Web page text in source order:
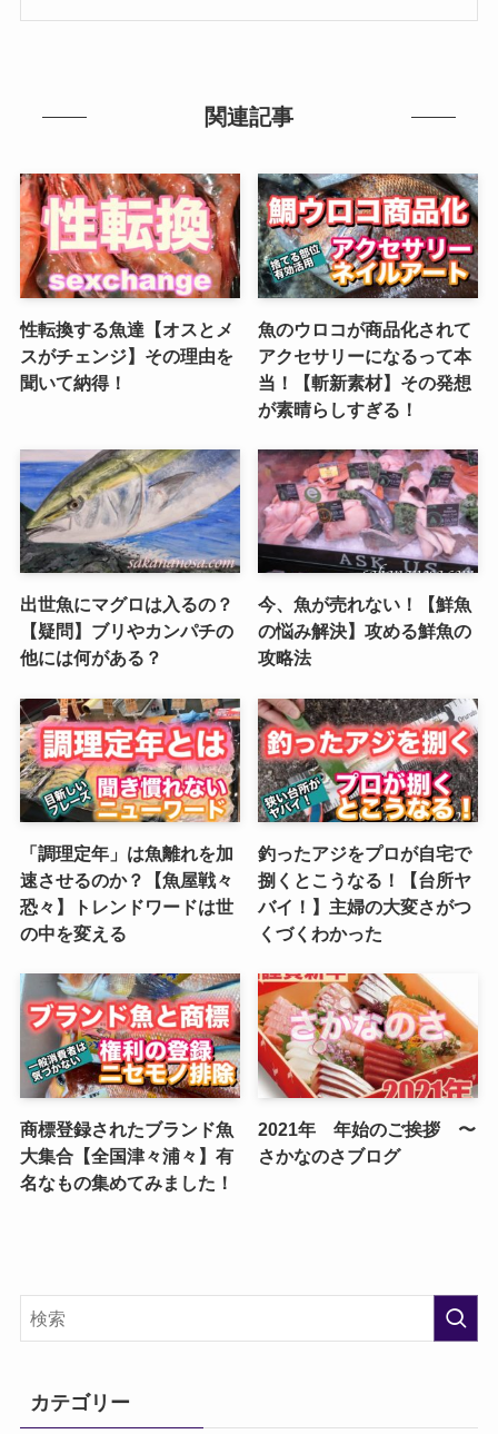
関連記事
性転換する魚達【オスとメ
スがチェンジ】その理由を
聞いて納得！
魚のウロコが商品化されて
アクセサリーになるって本
当！【斬新素材】その発想
が素晴らしすぎる！
出世魚にマグロは入るの？
【疑問】ブリやカンパチの
他には何がある？
今、魚が売れない！【鮮魚
の悩み解決】攻める鮮魚の
攻略法
「調理定年」は魚離れを加
速させるのか？【魚屋戦々
恐々】トレンドワードは世
の中を変える
釣ったアジをプロが自宅で
捌くとこうなる！【台所ヤ
バイ！】主婦の大変さがつ
くづくわかった
商標登録されたブランド魚
大集合【全国津々浦々】有
名なもの集めてみました！
2021年 年始のご挨拶 〜
さかなのさブログ
カテゴリー